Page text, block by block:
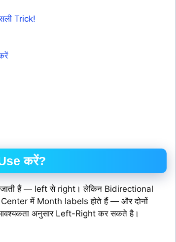
Trick!
करें?
हैं — left से right। लेकिन Bidirectional
में Month labels होते हैं — और दोनों
अनुसार Left-Right कर सकते है।